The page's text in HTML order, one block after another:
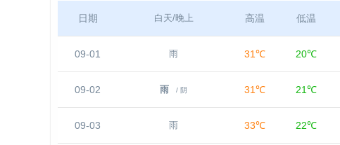
日期 白天/晚上 高温 低温
09-01 雨 31℃ 20℃
09-02 雨 / 阴 31℃ 21℃
09-03 雨 33℃ 22℃